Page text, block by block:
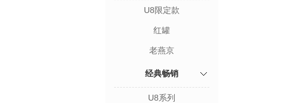
U8限定款
红罐
老燕京
经典畅销
U8系列